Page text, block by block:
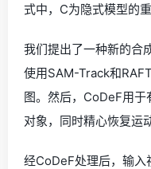
式中，C为隐式模型的
我们提出了一种新的合
使用SAM-Track和
图。然后，CoDeF用于
对象，同时精心恢复运
经CoDeF处理后，输入